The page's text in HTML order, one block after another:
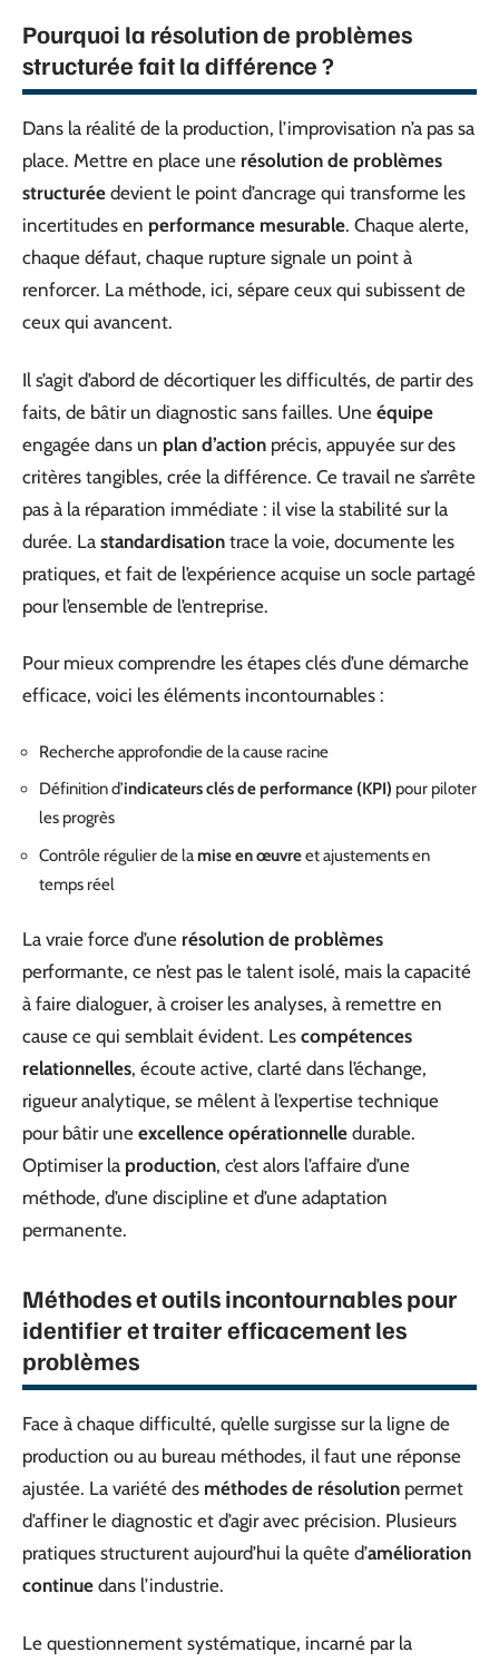
Pourquoi la résolution de problèmes
structurée fait la différence ?
Dans la réalité de la production, l’improvisation n’a pas sa
place. Mettre en place une résolution de problèmes
structurée devient le point d’ancrage qui transforme les
incertitudes en performance mesurable. Chaque alerte,
chaque défaut, chaque rupture signale un point à
renforcer. La méthode, ici, sépare ceux qui subissent de
ceux qui avancent.
Il s’agit d’abord de décortiquer les difficultés, de partir des
faits, de bâtir un diagnostic sans failles. Une équipe
engagée dans un plan d’action précis, appuyée sur des
critères tangibles, crée la différence. Ce travail ne s’arrête
pas à la réparation immédiate : il vise la stabilité sur la
durée. La standardisation trace la voie, documente les
pratiques, et fait de l’expérience acquise un socle partagé
pour l’ensemble de l’entreprise.
Pour mieux comprendre les étapes clés d’une démarche
efficace, voici les éléments incontournables :
Recherche approfondie de la cause racine
Définition d’indicateurs clés de performance (KPI) pour piloter
les progrès
Contrôle régulier de lamise en œuvreet ajustements en
temps réel
La vraie force d’une résolution de problèmes
performante, ce n’est pas le talent isolé, mais la capacité
à faire dialoguer, à croiser les analyses, à remettre en
cause ce qui semblait évident. Les compétences
relationnelles, écoute active, clarté dans l’échange,
rigueur analytique, se mêlent à l’expertise technique
pour bâtir une excellence opérationnelle durable.
Optimiser la production, c’est alors l’affaire d’une
méthode, d’une discipline et d’une adaptation
permanente.
Méthodes et outils incontournables pour
identifier et traiter efficacement les
problèmes
Face à chaque difficulté, qu’elle surgisse sur la ligne de
production ou au bureau méthodes, il faut une réponse
ajustée. La variété des méthodes de résolution permet
d’affiner le diagnostic et d’agir avec précision. Plusieurs
pratiques structurent aujourd’hui la quête d’amélioration
continue dans l’industrie.
Le questionnement systématique, incarné par la